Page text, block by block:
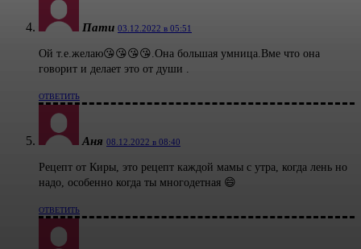
Пати 03.12.2022 в 05:51
Ой т.е.желаю😘😘😘😘.Она большая умница.Вме что она
говорит и делает это от души .
ОТВЕТИТЬ
Аня 08.12.2022 в 08:40
Рецепт от Киры, это рецепт каждой мамы с утра, когда лень но
надо, особенно когда ты многодетная 😄
ОТВЕТИТЬ